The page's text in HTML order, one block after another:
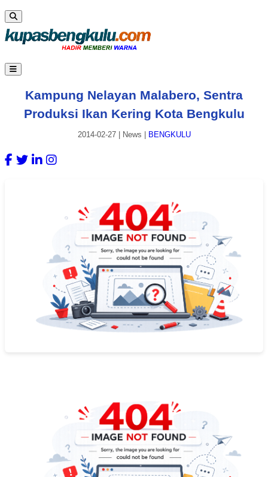
Kampung Nelayan Malabero, Sentra
Produksi Ikan Kering Kota Bengkulu
2014-02-27| News BENGKULU